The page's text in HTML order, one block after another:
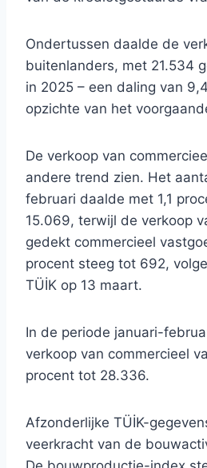
Ondertussen daalde de
buitenlanders, met 21.534
in 2025 – een daling van
opzichte van het
De verkoop van
andere trend zien. Het
februari daalde met 1,1
15.069, terwijl de verkoop
gedekt commercieel
procent steeg tot 692,
TÜİK op 13 maart.
In de periode januari-
verkoop van commercieel
procent tot 28.336.
Afzonderlijke TÜİK-
veerkracht van de